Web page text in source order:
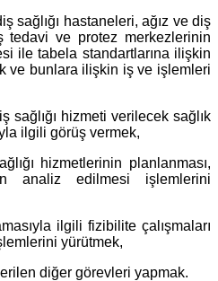
sağlığı hastaneleri, ağız ve diş
tedavi ve protez merkezlerinin
ile tabela standartlarına ilişkin
ve bunlara ilişkin iş ve işlemleri
sağlığı hizmeti verilecek sağlık
ilgili görüş vermek,
hizmetlerinin planlanması,
analiz edilmesi işlemlerini
ilgili fizibilite çalışmaları
yürütmek,
diğer görevleri yapmak.